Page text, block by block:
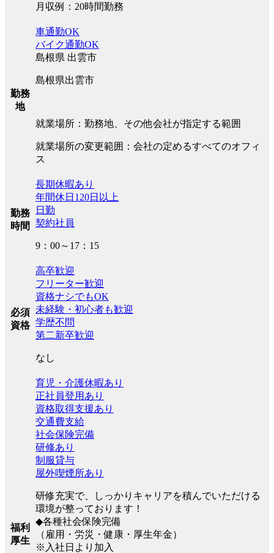
月収例：20時間勤務
勤務
地
車通勤OK
バイク通勤OK
島根県 出雲市
島根県出雲市
就業場所：勤務地、その他会社が指定する範囲
就業場所の変更範囲：会社の定めるすべてのオフィ
ス
勤務
時間
長期休暇あり
年間休日120日以上
日勤
契約社員
9：00～17：15
必須
資格
高卒歓迎
フリーター歓迎
資格ナシでもOK
未経験・初心者も歓迎
学歴不問
第二新卒歓迎
なし
福利
厚生
育児・介護休暇あり
正社員登用あり
資格取得支援あり
交通費支給
社会保険完備
研修あり
制服貸与
屋外喫煙所あり
研修充実で、しっかりキャリアを積んでいただける
環境が整っております！
◆各種社会保険完備
（雇用・労災・健康・厚生年金）
※入社日より加入